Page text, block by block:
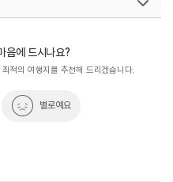
음에 드시나요?
적의 여행지를 추천해 드리겠습니다.
별로예요